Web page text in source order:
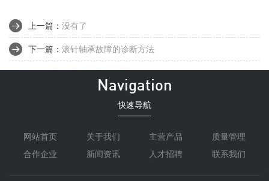
上一篇： 没有了
下一篇： 滚针轴承故障的诊断方法
Navigation
快速导航
网站首页 关于我们 主营产品
质量管理
合作企业
新闻资讯 人才招聘 联系我们